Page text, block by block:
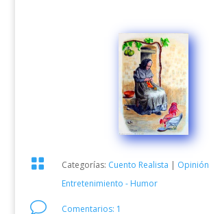
 Categorías: Cuento Realista | Opinión
Entretenimiento - Humor
v Comentarios: 1